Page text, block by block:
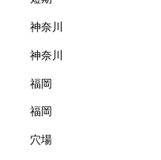
神奈川
神奈川
福岡
福岡
穴場